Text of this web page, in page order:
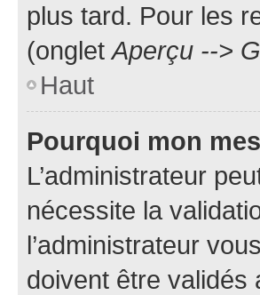
plus tard. Pour les
(ongletAperçu -->
Haut
Pourquoi mon
L’administrateur
nécessite la
l’administrateur
doivent être validés